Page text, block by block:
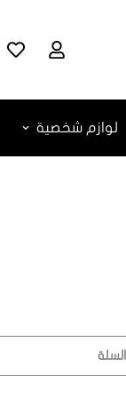
لوازم شخصية